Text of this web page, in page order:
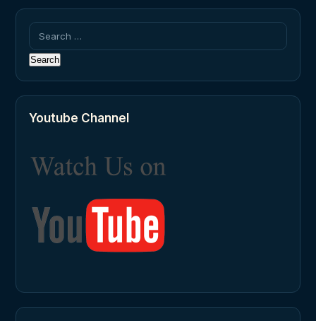
Search
for:
Youtube Channel